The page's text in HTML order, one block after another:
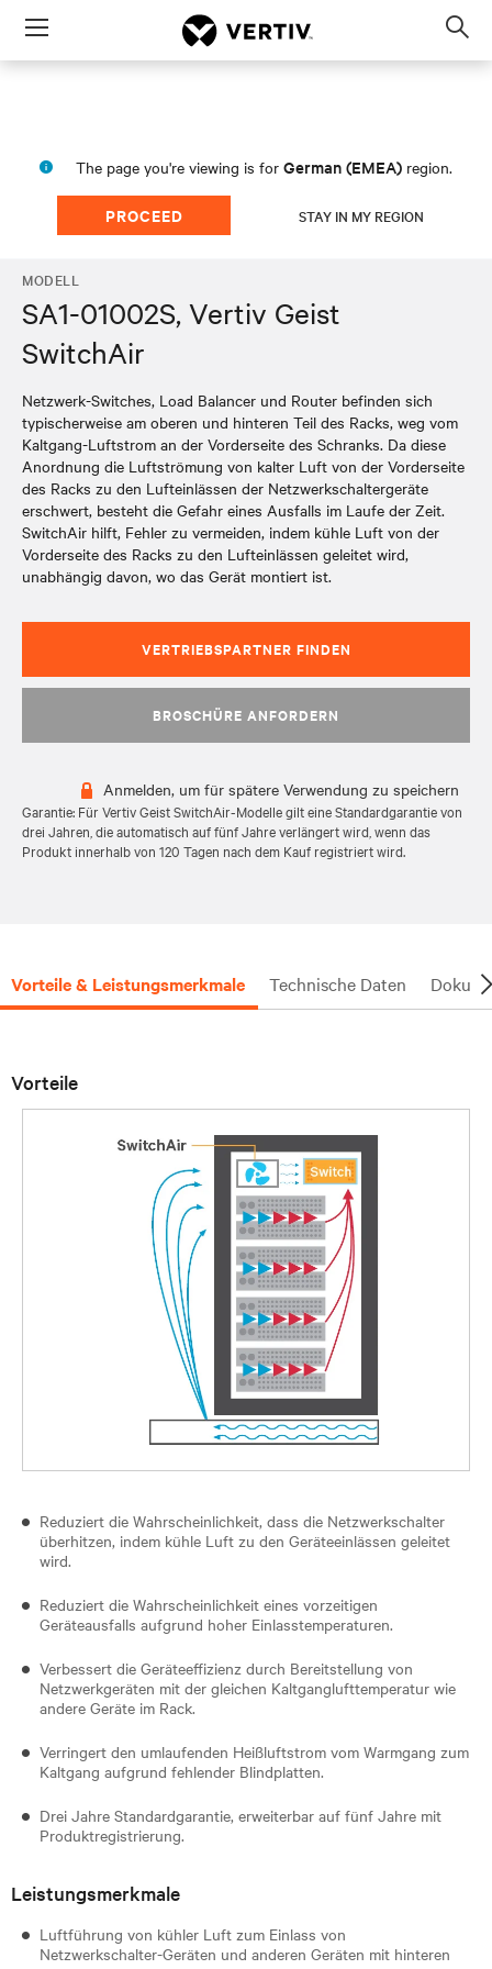
Menu
The page you're viewing is for German (EMEA) region.
PROCEED STAY IN MY REGION
MODELL
SA1-01002S, Vertiv Geist
SwitchAir
Netzwerk-Switches, Load Balancer und Router befinden sich
typischerweise am oberen und hinteren Teil des Racks, weg vom
Kaltgang-Luftstrom an der Vorderseite des Schranks. Da diese
Anordnung die Luftströmung von kalter Luft von der Vorderseite
des Racks zu den Lufteinlässen der Netzwerkschaltergeräte
erschwert, besteht die Gefahr eines Ausfalls im Laufe der Zeit.
SwitchAir hilft, Fehler zu vermeiden, indem kühle Luft von der
Vorderseite des Racks zu den Lufteinlässen geleitet wird,
unabhängig davon, wo das Gerät montiert ist.
VERTRIEBSPARTNER FINDEN
BROSCHÜRE ANFORDERN
Anmelden, um für spätere Verwendung zu speichern
Garantie: Für Vertiv Geist SwitchAir-Modelle gilt eine Standardgarantie von
drei Jahren, die automatisch auf fünf Jahre verlängert wird, wenn das
Produkt innerhalb von 120 Tagen nach dem Kauf registriert wird.
Vorteile & Leistungsmerkmale Technische Daten
Vorteile
Reduziert die Wahrscheinlichkeit, dass die Netzwerkschalter
überhitzen, indem kühle Luft zu den Geräteeinlässen geleitet
wird.
Reduziert die Wahrscheinlichkeit eines vorzeitigen
Geräteausfalls aufgrund hoher Einlasstemperaturen.
Verbessert die Geräteeffizienz durch Bereitstellung von
Netzwerkgeräten mit der gleichen Kaltganglufttemperatur wie
andere Geräte im Rack.
Verringert den umlaufenden Heißluftstrom vom Warmgang zum
Kaltgang aufgrund fehlender Blindplatten.
Drei Jahre Standardgarantie, erweiterbar auf fünf Jahre mit
Produktregistrierung.
Leistungsmerkmale
Luftführung von kühler Luft zum Einlass von
Netzwerkschalter-Geräten und anderen Geräten mit hinteren